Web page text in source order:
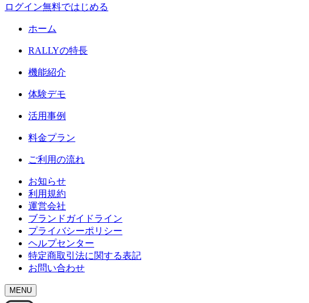
ログイン無料ではじめる
ホーム
RALLYの特長
機能紹介
体験デモ
活用事例
料金プラン
ご利用の流れ
お知らせ
利用規約
運営会社
ブランドガイドライン
プライバシーポリシー
ヘルプセンター
特定商取引法に関する表記
お問い合わせ
MENU